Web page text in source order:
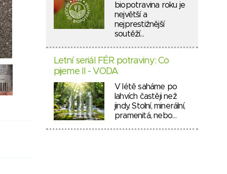
biopotravina roku je
největší a
nejprestižnější
soutěží…
Letní seriál FÉR potraviny: Co
pijeme II - VODA
V létě saháme po
lahvích častěji než
jindy. Stolní, minerální,
pramenitá, nebo…